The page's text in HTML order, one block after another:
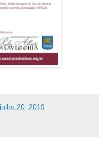
julho 20, 2019